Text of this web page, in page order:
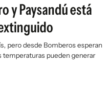
y Paysandú está
pero desde Bomberos esperan
temperaturas pueden generar